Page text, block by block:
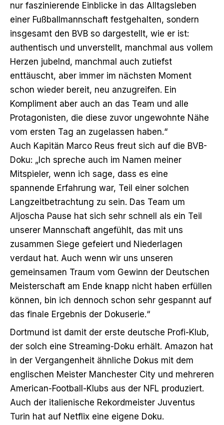
nur faszinierende Einblicke in das Alltagsleben
einer Fußballmannschaft festgehalten, sondern
insgesamt den BVB so dargestellt, wie er ist:
authentisch und unverstellt, manchmal aus vollem
Herzen jubelnd, manchmal auch zutiefst
enttäuscht, aber immer im nächsten Moment
schon wieder bereit, neu anzugreifen. Ein
Kompliment aber auch an das Team und alle
Protagonisten, die diese zuvor ungewohnte Nähe
vom ersten Tag an zugelassen haben.“
Auch Kapitän Marco Reus freut sich auf die BVB-
Doku: „Ich spreche auch im Namen meiner
Mitspieler, wenn ich sage, dass es eine
spannende Erfahrung war, Teil einer solchen
Langzeitbetrachtung zu sein. Das Team um
Aljoscha Pause hat sich sehr schnell als ein Teil
unserer Mannschaft angefühlt, das mit uns
zusammen Siege gefeiert und Niederlagen
verdaut hat. Auch wenn wir uns unseren
gemeinsamen Traum vom Gewinn der Deutschen
Meisterschaft am Ende knapp nicht haben erfüllen
können, bin ich dennoch schon sehr gespannt auf
das finale Ergebnis der Dokuserie.“
Dortmund ist damit der erste deutsche Profi-Klub,
der solch eine Streaming-Doku erhält. Amazon hat
in der Vergangenheit ähnliche Dokus mit dem
englischen Meister Manchester City und mehreren
American-Football-Klubs aus der NFL produziert.
Auch der italienische Rekordmeister Juventus
Turin hat auf Netflix eine eigene Doku.